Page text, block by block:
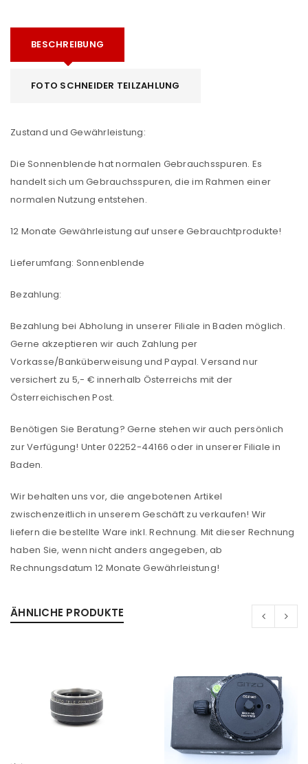
BESCHREIBUNG
FOTO SCHNEIDER TEILZAHLUNG
Zustand und Gewährleistung:
Die Sonnenblende hat normalen Gebrauchsspuren. Es
handelt sich um Gebrauchsspuren, die im Rahmen einer
normalen Nutzung entstehen.
12 Monate Gewährleistung auf unsere Gebrauchtprodukte!
Lieferumfang: Sonnenblende
Bezahlung:
Bezahlung bei Abholung in unserer Filiale in Baden möglich.
Gerne akzeptieren wir auch Zahlung per
Vorkasse/Banküberweisung und Paypal. Versand nur
versichert zu 5,- € innerhalb Österreichs mit der
Österreichischen Post.
Benötigen Sie Beratung? Gerne stehen wir auch persönlich
zur Verfügung! Unter 02252-44166 oder in unserer Filiale in
Baden.
Wir behalten uns vor, die angebotenen Artikel
zwischenzeitlich in unserem Geschäft zu verkaufen! Wir
liefern die bestellte Ware inkl. Rechnung. Mit dieser Rechnung
haben Sie, wenn nicht anders angegeben, ab
Rechnungsdatum 12 Monate Gewährleistung!
ÄHNLICHE PRODUKTE